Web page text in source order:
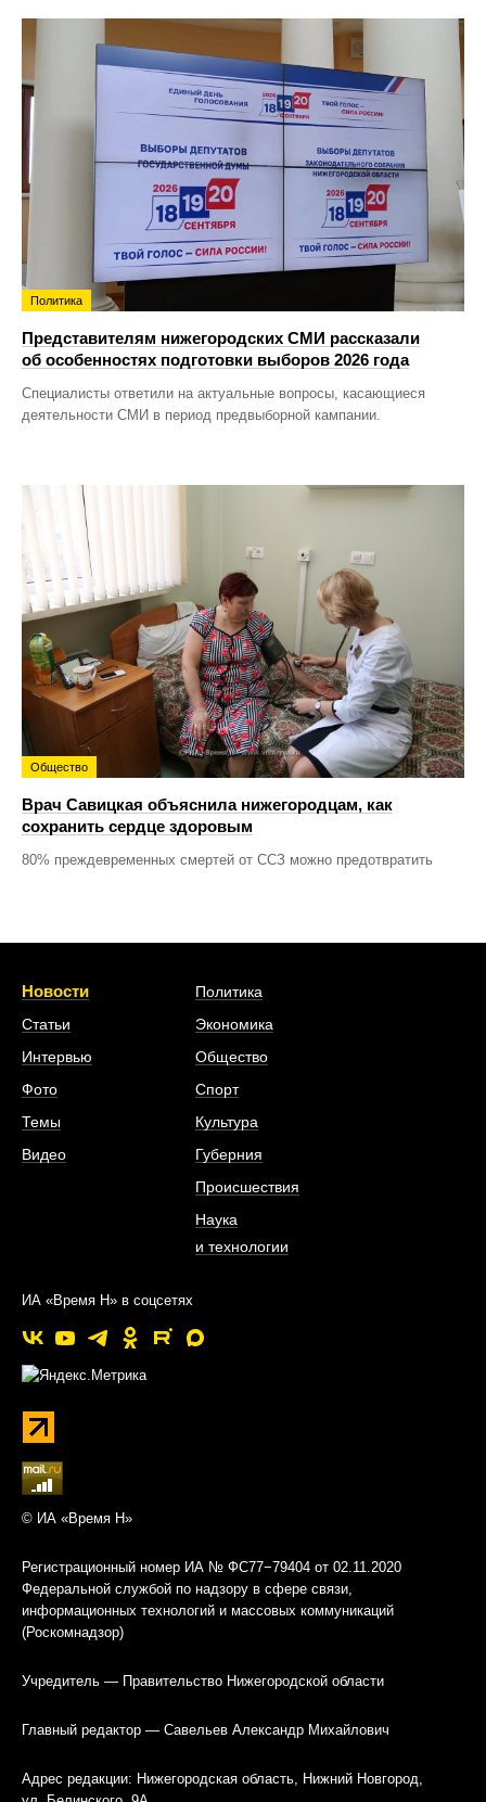
Политика
Представителям нижегородских СМИ рассказали
об особенностях подготовки выборов 2026 года
Специалисты ответили на актуальные вопросы, касающиеся
деятельности СМИ в период предвыборной кампании.
Общество
Врач Савицкая объяснила нижегородцам, как
сохранить сердце здоровым
80% преждевременных смертей от ССЗ можно предотвратить
Новости
Статьи
Интервью
Фото
Темы
Видео
Политика
Экономика
Общество
Спорт
Культура
Губерния
Происшествия
Наука
и технологии
ИА «Время Н» в соцсетях
© ИА «Время Н»
Регистрационный номер ИА № ФС77−79404 от 02.11.2020
Федеральной службой по надзору в сфере связи,
информационных технологий и массовых коммуникаций
(Роскомнадзор)
Учредитель — Правительство Нижегородской области
Главный редактор — Савельев Александр Михайлович
Адрес редакции: Нижегородская область, Нижний Новгород,